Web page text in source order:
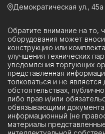
Демократическая ул., 45а
Обратите внимание на то,
оборудования может
конструкцию или
улучшения технических
уведомления торгующих
представленная
толковаться и не
обстоятельствах,
либо прав и/или
обвязывающими
информационный (не
материалы